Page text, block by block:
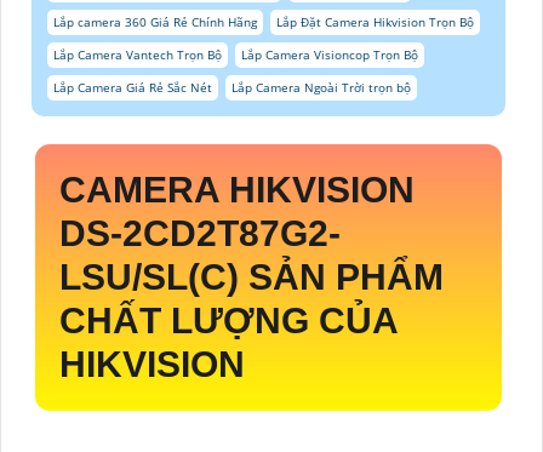
Lắp camera 360 Giá Rẻ Chính Hãng
Lắp Đặt Camera Hikvision Trọn Bộ
Lắp Camera Vantech Trọn Bộ
Lắp Camera Visioncop Trọn Bộ
Lắp Camera Giá Rẻ Sắc Nét
Lắp Camera Ngoài Trời trọn bộ
CAMERA HIKVISION
DS-2CD2T87G2-
LSU/SL(C) SẢN PHẨM
CHẤT LƯỢNG CỦA
HIKVISION